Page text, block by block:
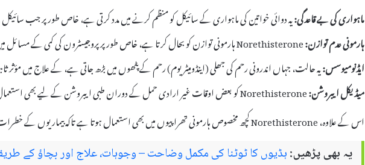
ماہواری کی بے قاعدگی:یہ دوائی خواتین کی ماہواری کے سائیکل کو منظم کرنے میں مدد کرتی ہے، خاص طور پر جب
ہارمونی عدم توازن:
ایڈنومیوسس:یہ حالت، جہاں اندرونی رحم کی جھلی (اینڈومیٹریوم) رحم کے پٹھوں میں بڑھ جاتی ہے، کے علاج میں
میڈیکل ایبروشن:
اس کے علاوہ، Norethisterone کچھ مخصوص ہارمونی تھراپیوں میں بھی استعمال ہوتا ہے تاکہ بیماریوں کے خطرات کو کم کیا جا سکے۔
یہ بھی پڑھیں:ہڈیوں کا ٹوٹنا کی مکمل وضاحت – وجوہات، علاج اور بچاؤ کے